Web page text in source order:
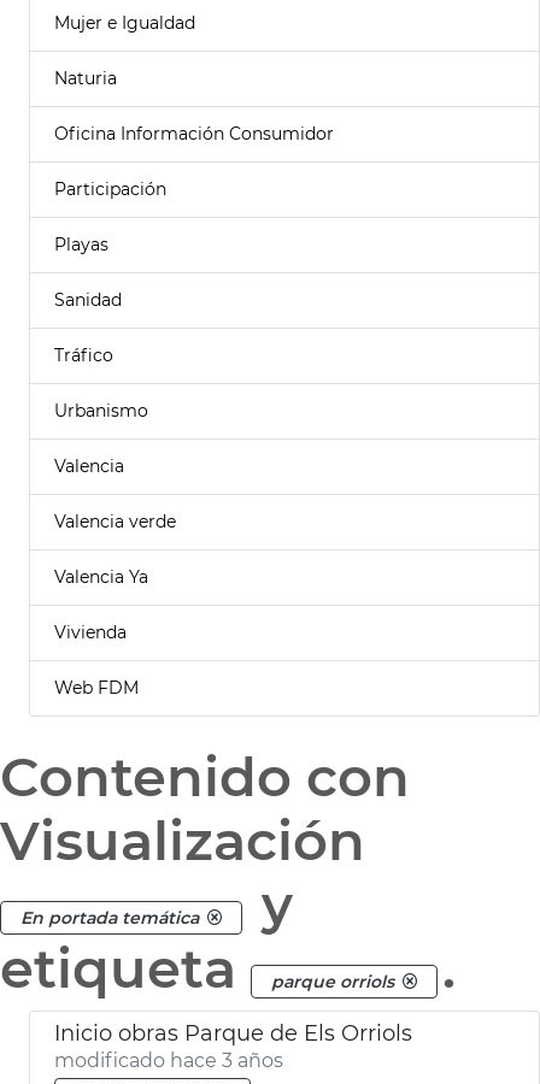
Mujer e Igualdad
Naturia
Oficina Información Consumidor
Participación
Playas
Sanidad
Tráfico
Urbanismo
Valencia
Valencia verde
Valencia Ya
Vivienda
Web FDM
Contenido con
Visualización
En portada temática
y
etiqueta
parque orriols .
Inicio obras Parque de Els Orriols
modificado hace 3 años